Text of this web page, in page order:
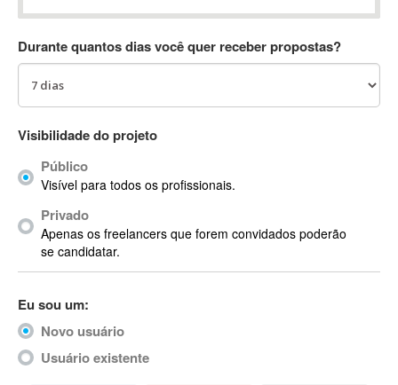
AC3
ACID Pro
ACPI
Acrobat
Acrobat X
Acronis
ACT
Actimize
ActionScript
ActionScript 3
Durante quantos dias você quer receber propostas?
Visibilidade do projeto
Público
Visível para todos os profissionais.
Privado
Apenas os freelancers que forem convidados poderão
se candidatar.
Eu sou um:
Novo usuário
Usuário existente